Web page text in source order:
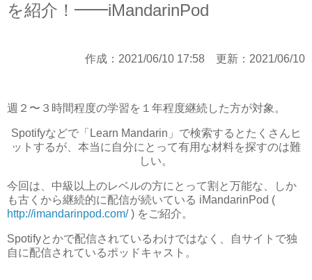
を紹介！━━iMandarinPod
作成：2021/06/10 17:58 更新： 2021/06/10
週２〜３時間程度の学習を１年程度継続した方が対象。
Spotifyなどで「Learn Mandarin」で検索するとたくさんヒ
ットするが、本当に自分にとって有用な材料を探すのは難
しい。
今回は、中級以上のレベルの方にとって割と万能な、しか
も古くから継続的に配信が続いている iMandarinPod (
http://imandarinpod.com/) をご紹介。
Spotifyとかで配信されているわけではなく、自サイトで独
自に配信されているポッドキャスト。